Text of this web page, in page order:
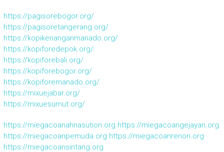
https://pagisorebogor.org/
https://pagisoretangerang.org/
https://kopikenanganmanado.org/
https://kopiforedepok.org/
https://kopiforebali.org/
https://kopiforebogor.org/
https://kopiforemanado.org/
https://mixuejabar.org/
https://mixuesumut.org/
https://miegacoanahnasution.org https://miegacoangejayan.org
https://miegacoanpemuda.org https://miegacoanrenon.org
https://miegacoansintang.org